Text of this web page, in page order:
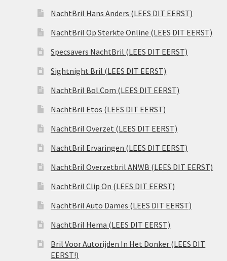
NachtBril Hans Anders (LEES DIT EERST)
NachtBril Op Sterkte Online (LEES DIT EERST)
Specsavers NachtBril (LEES DIT EERST)
Sightnight Bril (LEES DIT EERST)
NachtBril Bol.Com (LEES DIT EERST)
NachtBril Etos (LEES DIT EERST)
NachtBril Overzet (LEES DIT EERST)
NachtBril Ervaringen (LEES DIT EERST)
NachtBril Overzetbril ANWB (LEES DIT EERST)
NachtBril Clip On (LEES DIT EERST)
NachtBril Auto Dames (LEES DIT EERST)
NachtBril Hema (LEES DIT EERST)
Bril Voor Autorijden In Het Donker (LEES DIT
EERST!)